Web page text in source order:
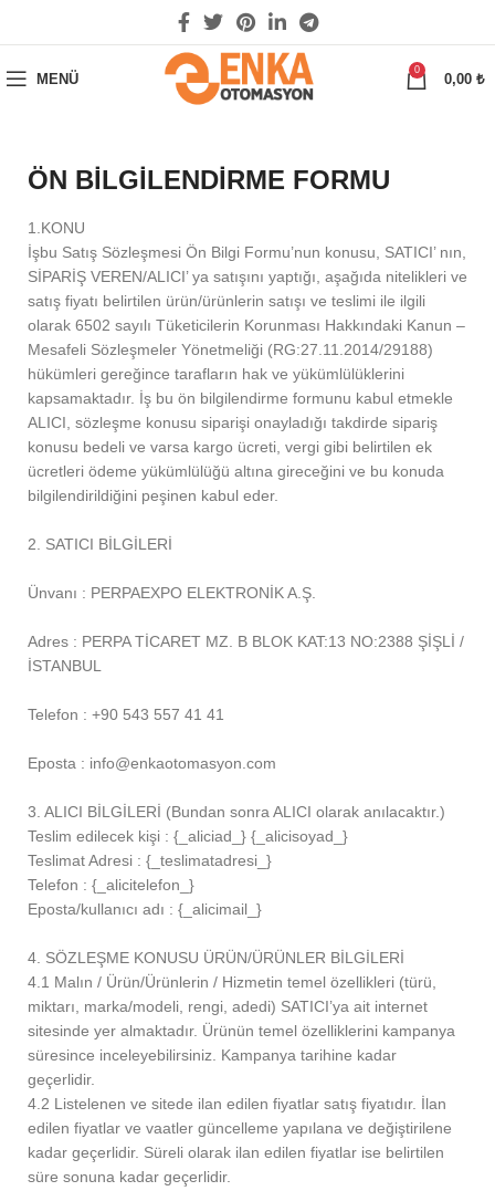
MENÜ
0
0,00 ₺
ÖN BİLGİLENDİRME FORMU
1.KONU
İşbu Satış Sözleşmesi Ön Bilgi Formu’nun konusu, SATICI’ nın,
SİPARİŞ VEREN/ALICI’ ya satışını yaptığı, aşağıda nitelikleri ve
satış fiyatı belirtilen ürün/ürünlerin satışı ve teslimi ile ilgili
olarak 6502 sayılı Tüketicilerin Korunması Hakkındaki Kanun –
Mesafeli Sözleşmeler Yönetmeliği (RG:27.11.2014/29188)
hükümleri gereğince tarafların hak ve yükümlülüklerini
kapsamaktadır. İş bu ön bilgilendirme formunu kabul etmekle
ALICI, sözleşme konusu siparişi onayladığı takdirde sipariş
konusu bedeli ve varsa kargo ücreti, vergi gibi belirtilen ek
ücretleri ödeme yükümlülüğü altına gireceğini ve bu konuda
bilgilendirildiğini peşinen kabul eder.
2. SATICI BİLGİLERİ
Ünvanı : PERPAEXPO ELEKTRONİK A.Ş.
Adres : PERPA TİCARET MZ. B BLOK KAT:13 NO:2388 ŞİŞLİ /
İSTANBUL
Telefon : +90 543 557 41 41
Eposta : info@enkaotomasyon.com
3. ALICI BİLGİLERİ (Bundan sonra ALICI olarak anılacaktır.)
Teslim edilecek kişi : {_aliciad_} {_alicisoyad_}
Teslimat Adresi : {_teslimatadresi_}
Telefon : {_alicitelefon_}
Eposta/kullanıcı adı : {_alicimail_}
4. SÖZLEŞME KONUSU ÜRÜN/ÜRÜNLER BİLGİLERİ
4.1 Malın / Ürün/Ürünlerin / Hizmetin temel özellikleri (türü,
miktarı, marka/modeli, rengi, adedi) SATICI’ya ait internet
sitesinde yer almaktadır. Ürünün temel özelliklerini kampanya
süresince inceleyebilirsiniz. Kampanya tarihine kadar
geçerlidir.
4.2 Listelenen ve sitede ilan edilen fiyatlar satış fiyatıdır. İlan
edilen fiyatlar ve vaatler güncelleme yapılana ve değiştirilene
kadar geçerlidir. Süreli olarak ilan edilen fiyatlar ise belirtilen
süre sonuna kadar geçerlidir.